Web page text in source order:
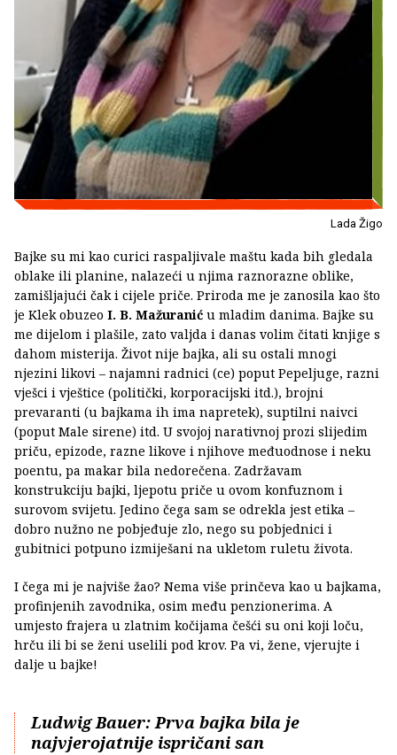
Lada Žigo
Bajke su mi kao curici raspaljivale maštu kada bih gledala
oblake ili planine, nalazeći u njima raznorazne oblike,
zamišljajući čak i cijele priče. Priroda me je zanosila kao što
je Klek obuzeo I. B. Mažuranić u mladim danima. Bajke su
me dijelom i plašile, zato valjda i danas volim čitati knjige s
dahom misterija. Život nije bajka, ali su ostali mnogi
njezini likovi – najamni radnici (ce) poput Pepeljuge, razni
vješci i vještice (politički, korporacijski itd.), brojni
prevaranti (u bajkama ih ima napretek), suptilni naivci
(poput Male sirene) itd. U svojoj narativnoj prozi slijedim
priču, epizode, razne likove i njihove međuodnose i neku
poentu, pa makar bila nedorečena. Zadržavam
konstrukciju bajki, ljepotu priče u ovom konfuznom i
surovom svijetu. Jedino čega sam se odrekla jest etika –
dobro nužno ne pobjeđuje zlo, nego su pobjednici i
gubitnici potpuno izmiješani na ukletom ruletu života.
I čega mi je najviše žao? Nema više prinčeva kao u bajkama,
profinjenih zavodnika, osim među penzionerima. A
umjesto frajera u zlatnim kočijama češći su oni koji loču,
hrču ili bi se ženi uselili pod krov. Pa vi, žene, vjerujte i
dalje u bajke!
Ludwig Bauer: Prva bajka bila je
najvjerojatnije ispričani san